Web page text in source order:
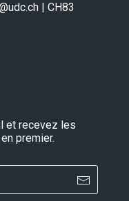
| CH83
et recevez les
premier.